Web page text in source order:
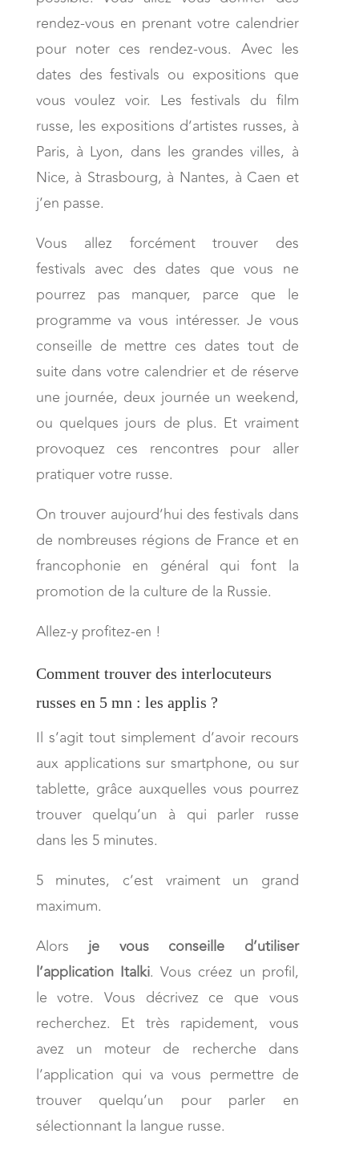
rendez-vous en prenant votre calendrier
pour noter ces rendez-vous. Avec les
dates des festivals ou expositions que
vous voulez voir. Les festivals du film
russe, les expositions d’artistes russes, à
Paris, à Lyon, dans les grandes villes, à
Nice, à Strasbourg, à Nantes, à Caen et
j’en passe.
Vous allez forcément trouver des
festivals avec des dates que vous ne
pourrez pas manquer, parce que le
programme va vous intéresser. Je vous
conseille de mettre ces dates tout de
suite dans votre calendrier et de réserve
une journée, deux journée un weekend,
ou quelques jours de plus. Et vraiment
provoquez ces rencontres pour aller
pratiquer votre russe.
On trouver aujourd’hui des festivals dans
de nombreuses régions de France et en
francophonie en général qui font la
promotion de la culture de la Russie.
Allez-y profitez-en !
Comment trouver des interlocuteurs
russes en 5 mn : les applis ?
Il s’agit tout simplement d’avoir recours
aux applications sur smartphone, ou sur
tablette, grâce auxquelles vous pourrez
trouver quelqu’un à qui parler russe
dans les 5 minutes.
5 minutes, c’est vraiment un grand
maximum.
Alors je vous conseille d’utiliser
l’application Italki. Vous créez un profil,
le votre. Vous décrivez ce que vous
recherchez. Et très rapidement, vous
avez un moteur de recherche dans
l’application qui va vous permettre de
trouver quelqu’un pour parler en
sélectionnant la langue russe.